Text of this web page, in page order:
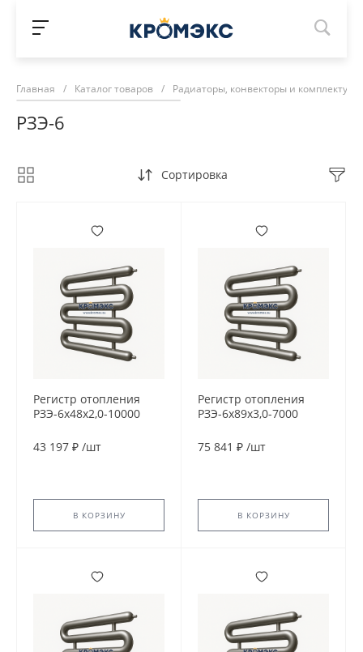
Главная / Каталог товаров / Радиаторы, конвекторы и
РЗЭ-6
Сортировка
Регистр отопления
РЗЭ-6x48x2,0-10000
43 197 ₽ /шт
В КОРЗИНУ
Регистр отопления
РЗЭ-6x89x3,0-7000
75 841 ₽ /шт
В КОРЗИНУ